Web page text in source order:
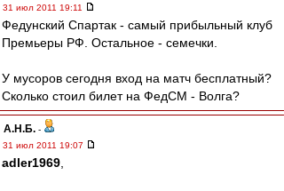
31 июл 2011 19:11
Федунский Спартак - самый прибыльный клуб
Премьеры РФ. Остальное - семечки.
У мусоров сегодня вход на матч бесплатный?
Сколько стоил билет на ФедСМ - Волга?
А.Н.Б. -
31 июл 2011 19:07
adler1969